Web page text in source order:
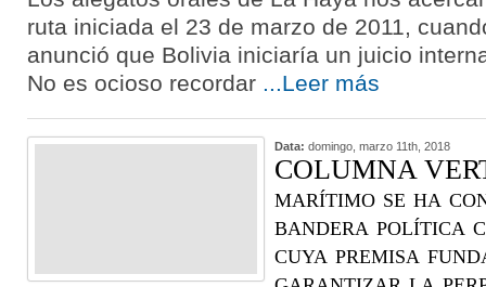
ruta iniciada el 23 de marzo de 2011,
anunció que Bolivia iniciaría un juicio
No es ocioso recordar ...Leer más
Data: domingo, marzo 11th, 2018
COLUMNA
marítimo se ha
bandera política
cuya premisa